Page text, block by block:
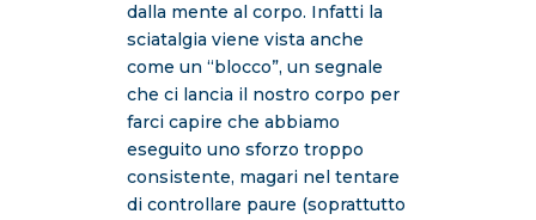
dalla mente al corpo. Infatti la
sciatalgia viene vista anche
come un “blocco”, un segnale
che ci lancia il nostro corpo per
farci capire che abbiamo
eseguito uno sforzo troppo
consistente, magari nel tentare
di controllare paure (soprattutto